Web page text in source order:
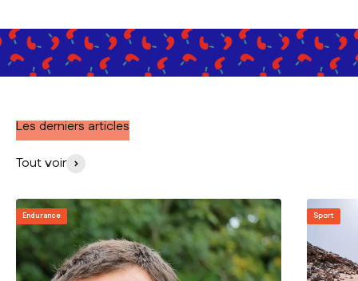
Les derniers articles
Tout voir
Endurance Sport